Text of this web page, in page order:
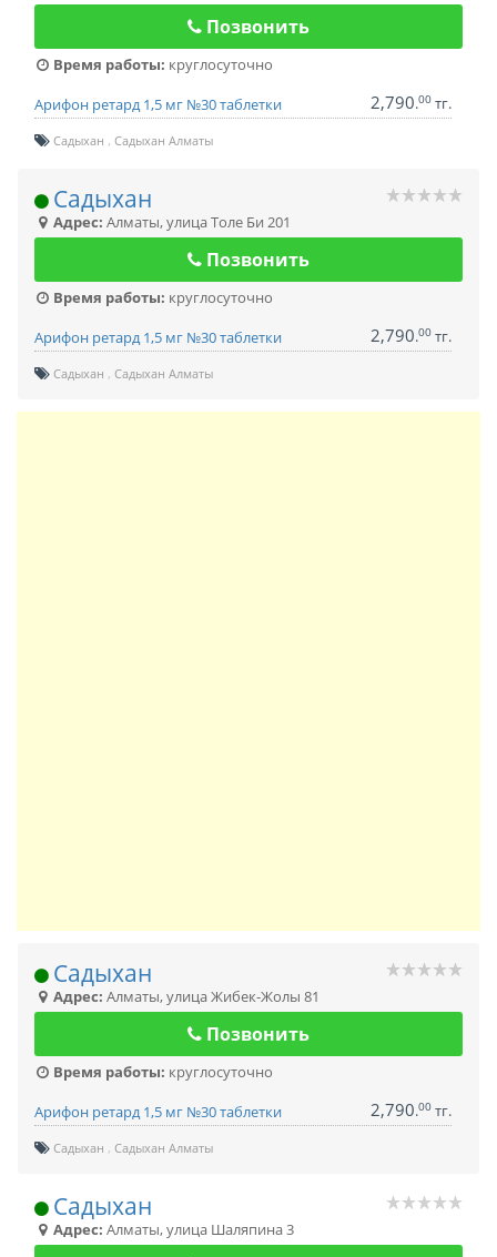
Позвонить
Время работы: круглосуточно
Арифон ретард 1,5 мг №30 таблетки
2,790.00 тг.
Садыхан Садыхан Алматы
Садыхан
Адрес: Алматы,улица Толе Би 201
Позвонить
Время работы: круглосуточно
Арифон ретард 1,5 мг №30 таблетки
2,790.00 тг.
Садыхан Садыхан Алматы
Садыхан
Адрес: Алматы,улица Жибек-Жолы 81
Позвонить
Время работы: круглосуточно
Арифон ретард 1,5 мг №30 таблетки
2,790.00 тг.
Садыхан Садыхан Алматы
Садыхан
Адрес: Алматы,улица Шаляпина 3